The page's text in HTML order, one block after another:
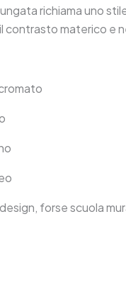
richiama uno
materico e
forse scuola